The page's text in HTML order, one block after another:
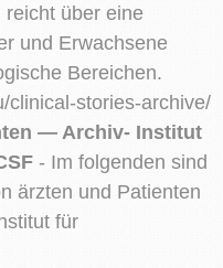
reicht über eine
und Erwachsene
Bereichen.
clinical-stories-archive/
— Archiv- Institut
- Im folgenden sind
ärzten und Patienten
für